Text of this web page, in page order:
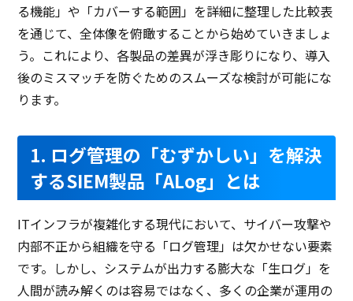
る機能」や「カバーする範囲」を詳細に整理した比較表
を通じて、全体像を俯瞰することから始めていきましょ
う。これにより、各製品の差異が浮き彫りになり、導入
後のミスマッチを防ぐためのスムーズな検討が可能にな
ります。
1. ログ管理の「むずかしい」を解決
するSIEM製品「ALog」とは
ITインフラが複雑化する現代において、サイバー攻撃や
内部不正から組織を守る「ログ管理」は欠かせない要素
です。しかし、システムが出力する膨大な「生ログ」を
人間が読み解くのは容易ではなく、多くの企業が運用の